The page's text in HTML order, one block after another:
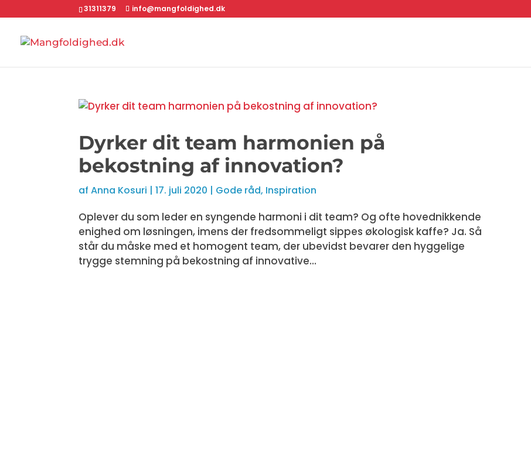
31311379 info@mangfoldighed.dk
Dyrker dit team harmonien på
bekostning af innovation?
afAnna Kosuri |17. juli 2020 | Gode råd, Inspiration
Oplever du som leder en syngende harmoni i dit team? Og ofte hovednikkende
enighed om løsningen, imens der fredsommeligt sippes økologisk kaffe? Ja. Så
står du måske med et homogent team, der ubevidst bevarer den hyggelige
trygge stemning på bekostning af innovative...